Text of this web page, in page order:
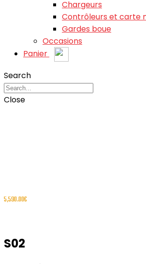
Chargeurs
Contrôleurs et carte
Gardes boue
Occasions
Panier
Search
Close
5,590.00€
S02